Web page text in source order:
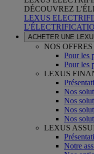
DÉCOUVREZ
LEXUS
ACHETER UNE
NOS
Pour les
Pour les
LEXUS
Nos
Nos
Nos
Nos
LEXUS
Notre